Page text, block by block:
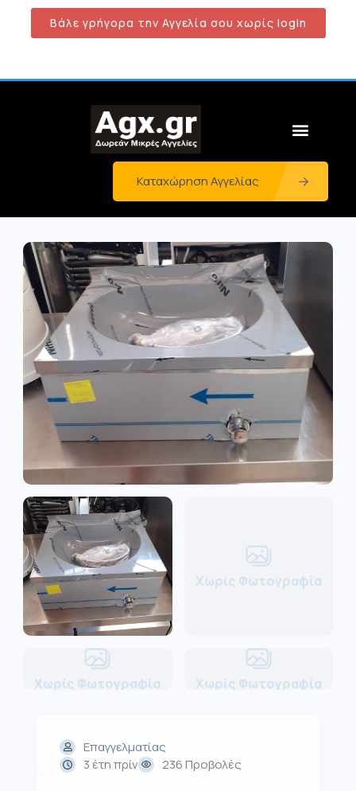
Βάλε γρήγορα την Αγγελία σου χωρίς login
Καταχώρηση Αγγελίας
Χωρίς Φωτογραφία
Χωρίς Φωτογραφία Χωρίς Φωτογραφία
Επαγγελματίας
3 έτη πρίν
236 Προβολές